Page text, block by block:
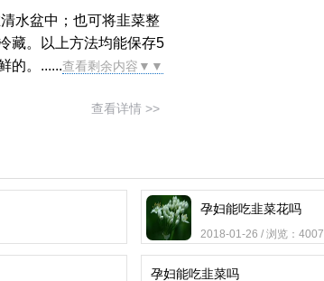
水盆中；也可将韭菜整
藏。以上方法均能保存5
的。......查看剩余内容▼▼
查看详情 >>
孕妇能吃韭菜花吗
2018-01-26 / 浏览：4007
孕妇能吃韭菜吗